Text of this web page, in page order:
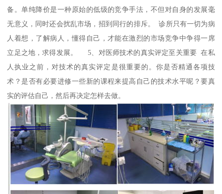
备。单纯降价是一种原始的低级的竞争手法，不但对自身的发展毫
无意义，同时还会扰乱市场，招到同行的排斥。 诊所只有一切为病
人着想，了解病人，懂得自己，才能在激烈的市场竞争中争得一席
立足之地，求得发展。 5、对医师技术的真实评定至关重要 在私
人执业之前，对技术的真实评定是很重要的。你是否精通各项技
术？是否有必要进修一些新的课程来提高自己的技术水平呢？要真
实的评估自己，然后再决定怎样去做。